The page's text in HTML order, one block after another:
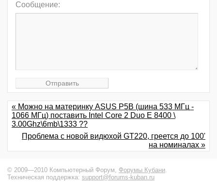
Сообщение:
« Можно на материнку ASUS P5B (шина 533 МГц -
1066 МГц) поставить Intel Core 2 Duo E 8400 \
3.00Ghz\6mb\1333 ??
Проблема с новой видюхой GT220, греется до 100'
на номиналах »
© 2009—2010 Компьютерный Форум, Форумы Кубани.
Техническая поддержка: support@forums-kuban.ru